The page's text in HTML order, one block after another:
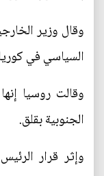
وقال وزير
السياسي في
وقالت روسيا
الجنوبية بقلق.
وإثر قرار